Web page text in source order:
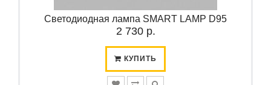
Светодиодная лампа SMART LAMP D95
2 730 р.
КУПИТЬ